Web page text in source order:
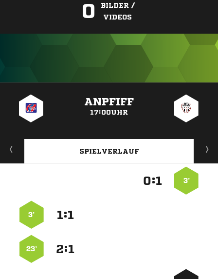
0
BILDER /
VIDEOS
ANPFIFF
17:00UHR
SPIELVERLAUF
3’
:
:
3’
:
23’